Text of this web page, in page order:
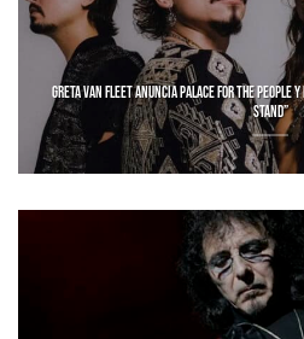
GRETA VAN FLEET ANUNCIA PALACE FOR THE PEOPLE
STAND”